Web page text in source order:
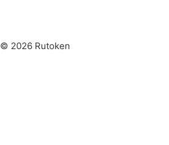
© 2026 Rutoken